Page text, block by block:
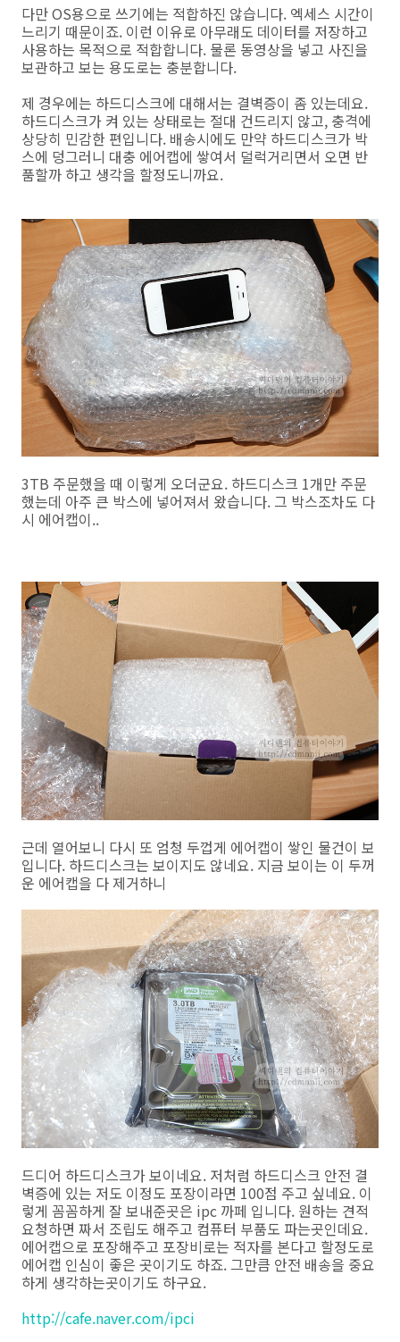
다만 OS용으로 쓰기에는 적합하진 않습니다. 엑세스 시간이
느리기 때문이죠. 이런 이유로 아무래도 데이터를 저장하고
사용하는 목적으로 적합합니다. 물론 동영상을 넣고 사진을
보관하고 보는 용도로는 충분합니다.
제 경우에는 하드디스크에 대해서는 결벽증이 좀 있는데요.
하드디스크가 켜 있는 상태로는 절대 건드리지 않고, 충격에
상당히 민감한 편입니다. 배송시에도 만약 하드디스크가 박
스에 덩그러니 대충 에어캡에 쌓여서 덜럭거리면서 오면 반
품할까 하고 생각을 할정도니까요.
3TB 주문했을 때 이렇게 오더군요. 하드디스크 1개만 주문
했는데 아주 큰 박스에 넣어져서 왔습니다. 그 박스조차도 다
시 에어캡이..
근데 열어보니 다시 또 엄청 두껍게 에어캡이 쌓인 물건이 보
입니다. 하드디스크는 보이지도 않네요. 지금 보이는 이 두꺼
운 에어캡을 다 제거하니
드디어 하드디스크가 보이네요. 저처럼 하드디스크 안전 결
벽증에 있는 저도 이정도 포장이라면 100점 주고 싶네요. 이
렇게 꼼꼼하게 잘 보내준곳은 ipc 까페 입니다. 원하는 견적
요청하면 짜서 조립도 해주고 컴퓨터 부품도 파는곳인데요.
에어캡으로 포장해주고 포장비로는 적자를 본다고 할정도로
에어캡 인심이 좋은 곳이기도 하죠. 그만큼 안전 배송을 중요
하게 생각하는곳이기도 하구요.
http://cafe.naver.com/ipci